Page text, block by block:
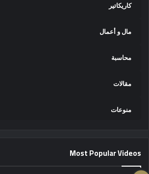
كاريكاتير
مال و أعمال
محاسبة
مقالات
منوعات
Most Popular Videos